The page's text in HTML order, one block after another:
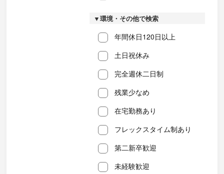
▼環境・その他で検索
年間休日120日以上
土日祝休み
完全週休二日制
残業少なめ
在宅勤務あり
フレックスタイム制あり
第二新卒歓迎
未経験歓迎